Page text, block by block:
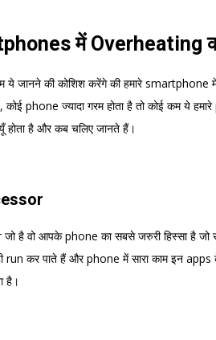
में Overheating
ये जानने की कोशिश करेंगे की हमारे
कोई phone ज्यादा गरम होता है तो कोई कम ये
होता है और कब चलिए जानते हैं।
है वो आपके phone का सबसे जरुरी हिस्सा है
run कर पाते हैं और phone में सारा काम इन
है।